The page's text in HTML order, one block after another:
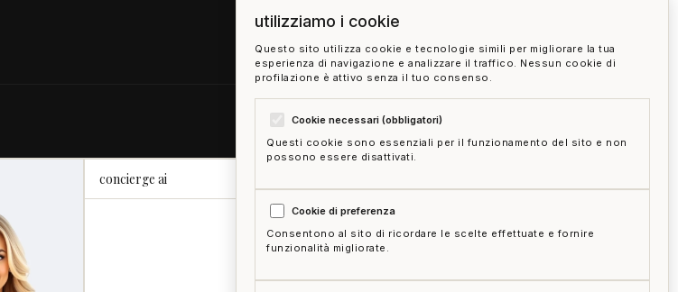
concierge ai
utilizziamo i cookie
Questo sito utilizza cookie e tecnologie simili per migliorare la tua
esperienza di navigazione e analizzare il traffico. Nessun cookie di
profilazione è attivo senza il tuo consenso.
Cookie necessari (obbligatori)
Questi cookie sono essenziali per il funzionamento del sito e non
possono essere disattivati.
Cookie di preferenza
Consentono al sito di ricordare le scelte effettuate e fornire
funzionalità migliorate.